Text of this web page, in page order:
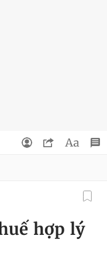
hợp lý